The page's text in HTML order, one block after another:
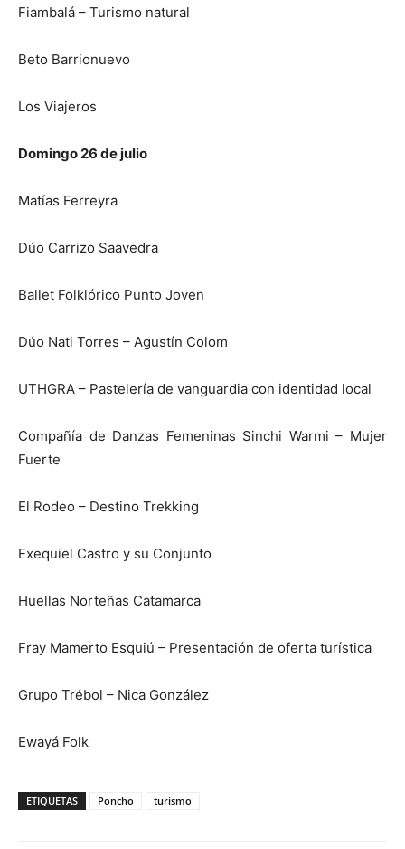
Fiambalá – Turismo natural
Beto Barrionuevo
Los Viajeros
Domingo 26 de julio
Matías Ferreyra
Dúo Carrizo Saavedra
Ballet Folklórico Punto Joven
Dúo Nati Torres – Agustín Colom
UTHGRA – Pastelería de vanguardia con identidad local
Compañía de Danzas Femeninas Sinchi Warmi – Mujer
Fuerte
El Rodeo – Destino Trekking
Exequiel Castro y su Conjunto
Huellas Norteñas Catamarca
Fray Mamerto Esquiú – Presentación de oferta turística
Grupo Trébol – Nica González
Ewayá Folk
ETIQUETAS Poncho turismo